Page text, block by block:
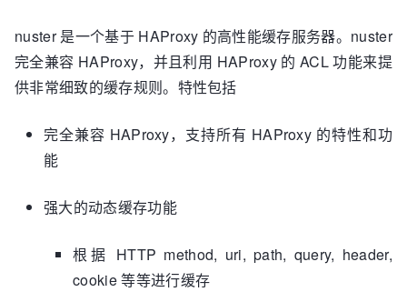
nuster 是一个基于 HAProxy 的高性能缓存服务器。nuster
完全兼容 HAProxy，并且利用 HAProxy 的 ACL 功能来提
供非常细致的缓存规则。特性包括
完全兼容 HAProxy，支持所有 HAProxy 的特性和功
能
强大的动态缓存功能
根据 HTTP method, uri, path, query, header,
cookie 等等进行缓存